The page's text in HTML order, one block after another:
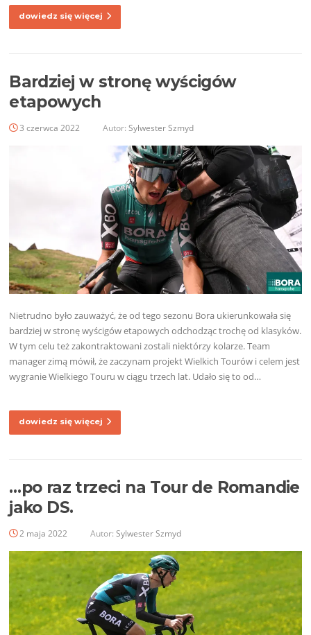
dowiedz się więcej
Bardziej w stronę wyścigów
etapowych
3 czerwca 2022 Autor:Sylwester Szmyd
Nietrudno było zauważyć, że od tego sezonu Bora ukierunkowała się
bardziej w stronę wyścigów etapowych odchodząc trochę od klasyków.
W tym celu też zakontraktowani zostali niektórzy kolarze. Team
manager zimą mówił, że zaczynam projekt Wielkich Tourów i celem jest
wygranie Wielkiego Touru w ciągu trzech lat. Udało się to od…
dowiedz się więcej
…po raz trzeci na Tour de Romandie
jako DS.
2 maja 2022 Autor:Sylwester Szmyd